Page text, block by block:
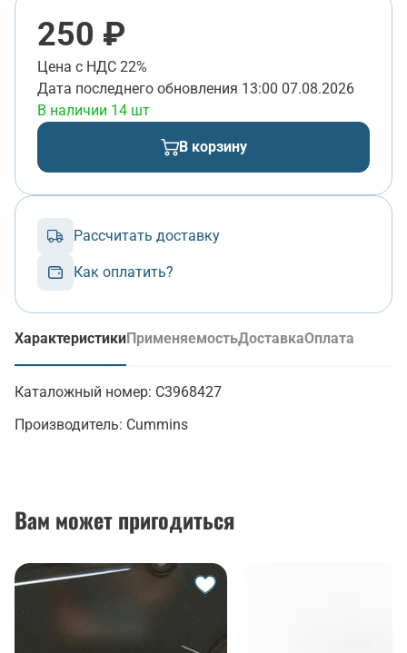
250 ₽
Цена с НДС 22%
Дата последнего обновления 13:00 07.08.2026
В наличии 14 шт
В корзину
Рассчитать доставку
Как оплатить?
Характеристики
(активная вкладка)
ПрименяемостьДоставкаОплата
Каталожный номер: C3968427
Производитель: Cummins
Вам может пригодиться